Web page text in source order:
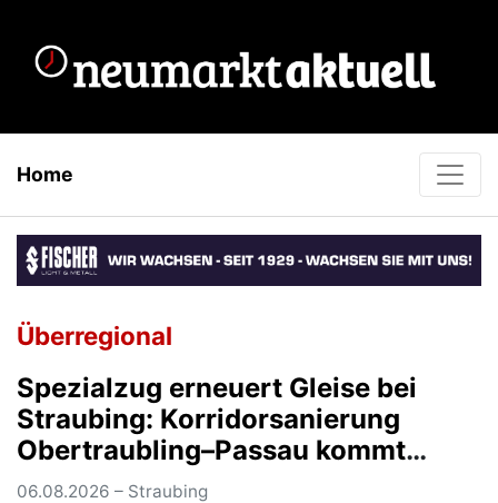
Home
Überregional
Spezialzug erneuert Gleise bei
Straubing: Korridorsanierung
Obertraubling–Passau kommt
planmäßig voran
06.08.2026 – Straubing